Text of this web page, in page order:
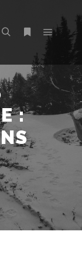
RechercherPlus d’infos
Menu
: